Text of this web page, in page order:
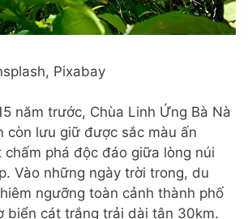
Pixabay
năm trước, Chùa Linh Ứng Bà Nà
còn lưu giữ được sắc màu ấn
phá độc đáo giữa lòng núi
Vào những ngày trời trong, du
ngưỡng toàn cảnh thành phố
biển cát trắng trải dài tận 30km.